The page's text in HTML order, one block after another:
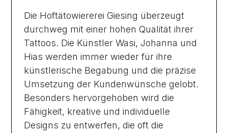
Die Hoftätowiererei Giesing überzeugt
durchweg mit einer hohen Qualität ihrer
Tattoos. Die Künstler Wasi, Johanna und
Hias werden immer wieder für ihre
künstlerische Begabung und die präzise
Umsetzung der Kundenwünsche gelobt.
Besonders hervorgehoben wird die
Fähigkeit, kreative und individuelle
Designs zu entwerfen, die oft die